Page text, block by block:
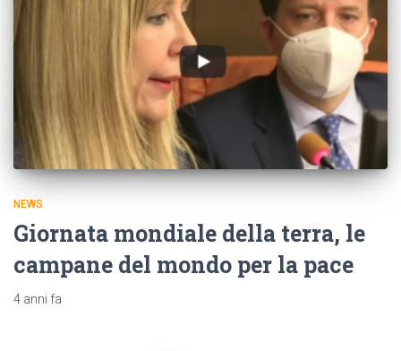
NEWS
Giornata mondiale della terra, le
campane del mondo per la pace
4 anni fa